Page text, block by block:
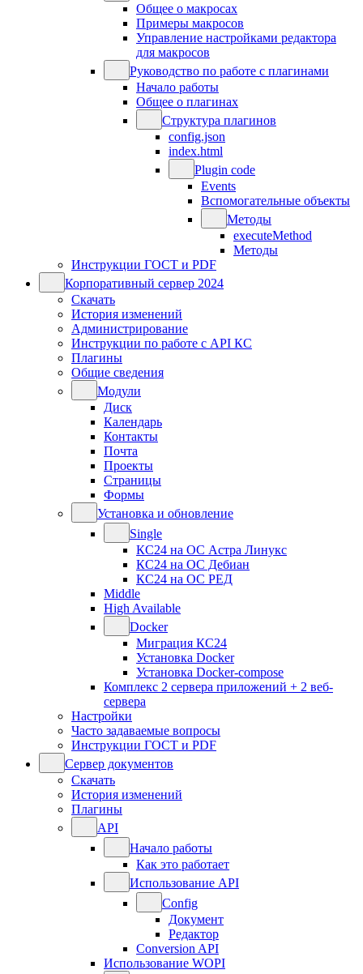
Общее о макросах
Примеры макросов
Управление настройками редактора
для макросов
Руководство по работе с плагинами
Начало работы
Общее о плагинах
Структура плагинов
config.json
index.html
Plugin code
Events
Вспомогательные объекты
Методы
executeMethod
Методы
Инструкции ГОСТ и PDF
Корпоративный сервер 2024
Скачать
История изменений
Администрирование
Инструкции по работе с API КС
Плагины
Общие сведения
Модули
Диск
Календарь
Контакты
Почта
Проекты
Страницы
Формы
Установка и обновление
Single
КС24 на ОС Астра Линукс
КС24 на ОС Дебиан
КС24 на ОС РЕД
Middle
High Available
Docker
Миграция КС24
Установка Docker
Установка Docker-compose
Комплекс 2 сервера приложений + 2 веб-
сервера
Настройки
Часто задаваемые вопросы
Инструкции ГОСТ и PDF
Сервер документов
Скачать
История изменений
Плагины
API
Начало работы
Как это работает
Использование API
Config
Документ
Редактор
Conversion API
Использование WOPI